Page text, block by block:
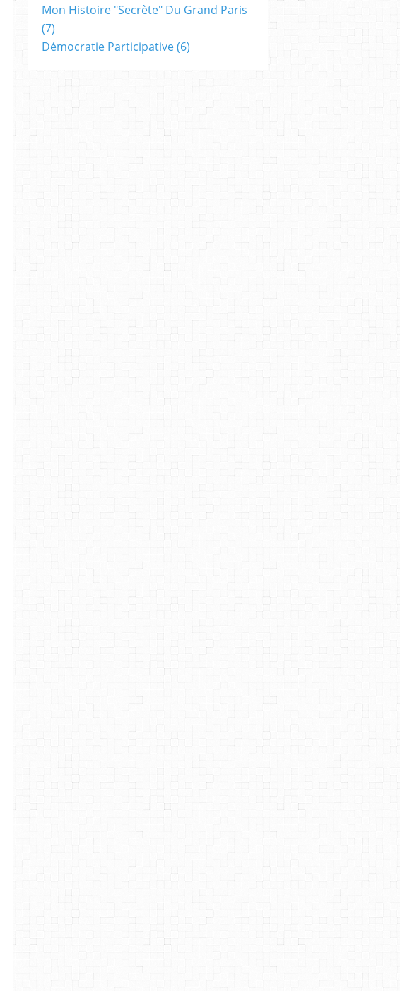
Mon Histoire "secrète" Du Grand Paris
(7)
Démocratie Participative(6)